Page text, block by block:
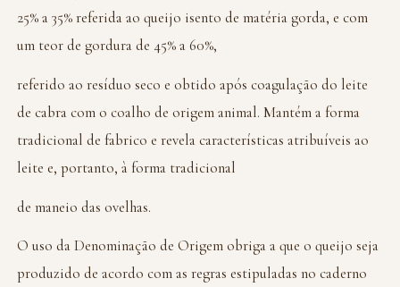
25% a 35% referida ao queijo isento de matéria gorda, e com
um teor de gordura de 45% a 60%,
referido ao resíduo seco e obtido após coagulação do leite
de cabra com o coalho de origem animal. Mantém a forma
tradicional de fabrico e revela características atribuíveis ao
leite e, portanto, à forma tradicional
de maneio das ovelhas.
O uso da Denominação de Origem obriga a que o queijo seja
produzido de acordo com as regras estipuladas no caderno